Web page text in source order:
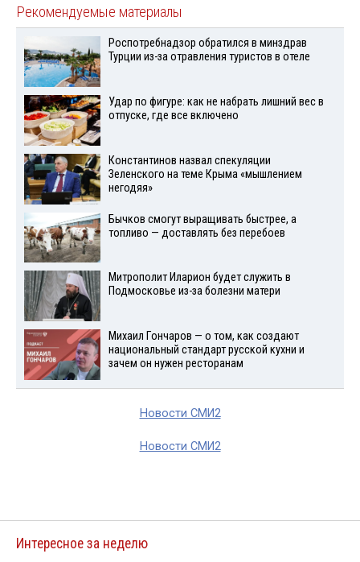
Рекомендуемые материалы
Роспотребнадзор обратился в минздрав
Турции из-за отравления туристов в отеле
Удар по фигуре: как не набрать лишний вес в
отпуске, где все включено
Константинов назвал спекуляции
Зеленского на теме Крыма «мышлением
негодяя»
Бычков смогут выращивать быстрее, а
топливо — доставлять без перебоев
Митрополит Иларион будет служить в
Подмосковье из-за болезни матери
Михаил Гончаров — о том, как создают
национальный стандарт русской кухни и
зачем он нужен ресторанам
Новости СМИ2
Новости СМИ2
Интересное за неделю